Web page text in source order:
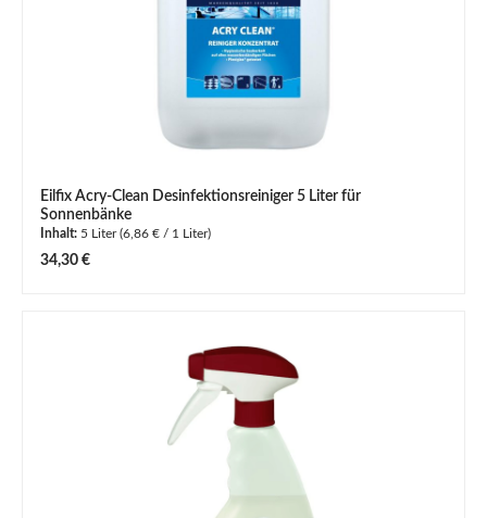
Eilfix Acry-Clean Desinfektionsreiniger 5 Liter für
Sonnenbänke
Inhalt: 5 Liter(6,86 € / 1 Liter)
Regulärer Preis:
34,30 €